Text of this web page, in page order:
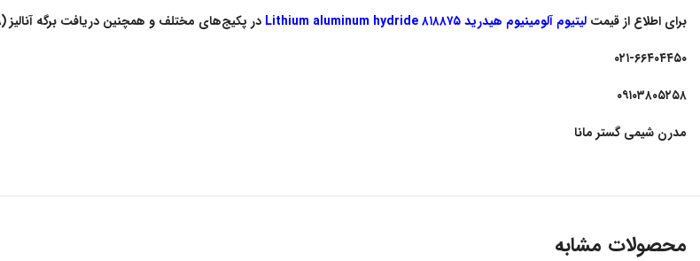
برای اطلاع از قیمت لیتیوم آلومینیوم هیدرید ۸۱۸۸۷۵ Lithium aluminum hydride
در پکیج‌های مختلف و همچنین دریافت برگه آنالیز (COA) معتبر با شماره‌های زیر تماس بگیرید.
۰۲۱-۶۶۴۰۴۴۵۰
۰۹۱۰۳۸۰۵۲۵۸
مدرن شیمی گستر مانا
محصولات مشابه